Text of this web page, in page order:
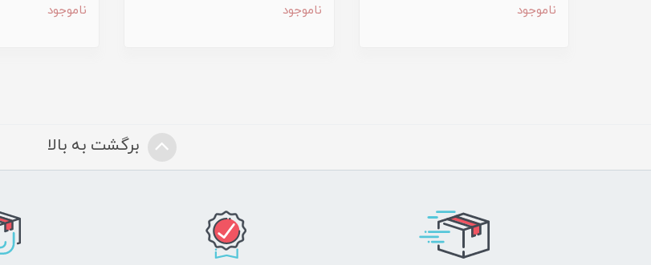
ناموجود ناموجود ناموجود
برگشت به بالا